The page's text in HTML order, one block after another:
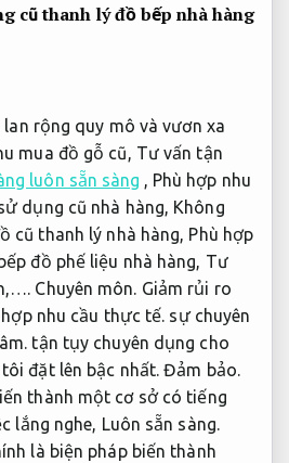
cũ thanh lý đồ bếp nhà hàng
rộng quy mô và vươn xa
mua đồ gỗ cũ, Tư vấn tận
luôn sẵn sàng , Phù hợp nhu
dụng cũ nhà hàng, Không
cũ thanh lý nhà hàng, Phù hợp
đồ phế liệu nhà hàng, Tư
Chuyên môn. Giảm rủi ro
hợp nhu cầu thực tế. sự chuyên
tận tụy chuyên dụng cho
đặt lên bậc nhất.Đảm bảo.
thành một cơ sở có tiếng
lắng nghe, Luôn sẵn sàng.
là biện pháp biến thành